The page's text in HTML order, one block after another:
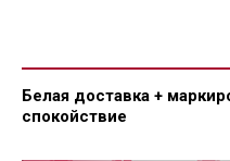
Белая доставка +
спокойствие